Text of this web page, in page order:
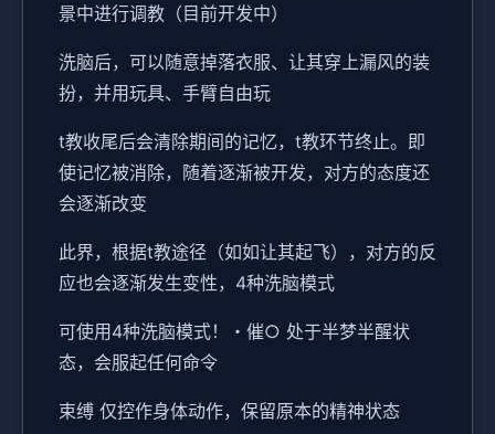
景中进行调教（目前开发中）
洗脑后，可以随意掉落衣服、让其穿上漏风的装
扮，并用玩具、手臂自由玩
t教收尾后会清除期间的记忆，t教环节终止。即
使记忆被消除，随着逐渐被开发，对方的态度还
会逐渐改变
此界，根据t教途径（如如让其起飞），对方的反
应也会逐渐发生变性，4种洗脑模式
可使用4种洗脑模式！・催○ 处于半梦半醒状
态，会服起任何命令
束缚 仅控作身体动作，保留原本的精神状态